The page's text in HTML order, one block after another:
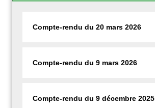
Compte-rendu du 20 mars 2026
Compte-rendu du 9 mars 2026
Compte-rendu du 9 décembre 2025